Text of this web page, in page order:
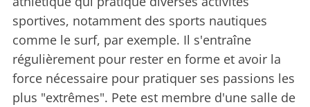
sportives, notamment des sports nautiques
comme le surf, par exemple. Il s'entraîne
régulièrement pour rester en forme et avoir la
force nécessaire pour pratiquer ses passions les
plus "extrêmes". Pete est membre d'une salle de